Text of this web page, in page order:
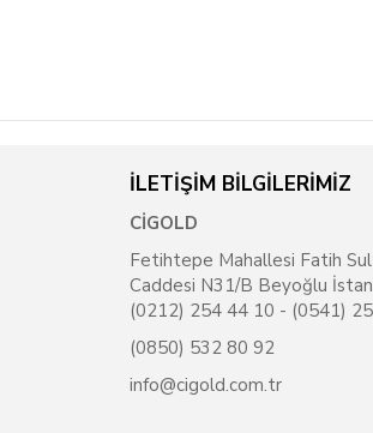
İLETİŞİM BİLGİLERİMİZ
CİGOLD
Fetihtepe Mahallesi Fatih
Caddesi N31/B Beyoğlu
(0212) 254 44 10 - (0541)
(0850) 532 80 92
info@cigold.com.tr